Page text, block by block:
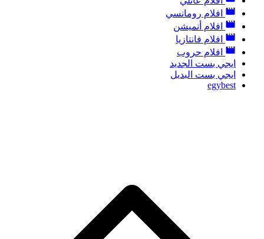
افلام رومانسي
افلام أنميشن
افلام فانتازيا
افلام حروب
ايجي بست الجديد
ايجي بست البديل
egybest